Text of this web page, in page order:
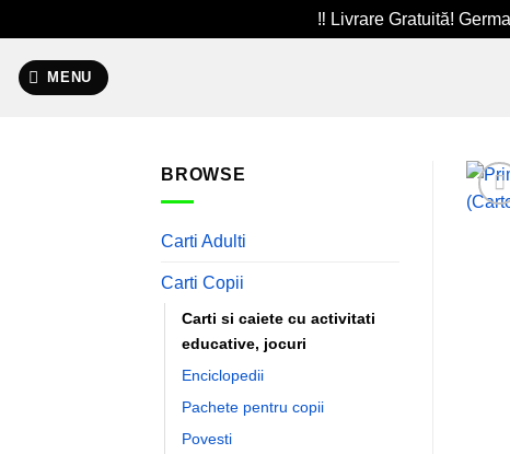
‼️ Livrare Gratuită!
MENU
BROWSE
Carti Adulti
Carti Copii
Carti si caiete cu activitati
educative, jocuri
Enciclopedii
Pachete pentru copii
Povesti